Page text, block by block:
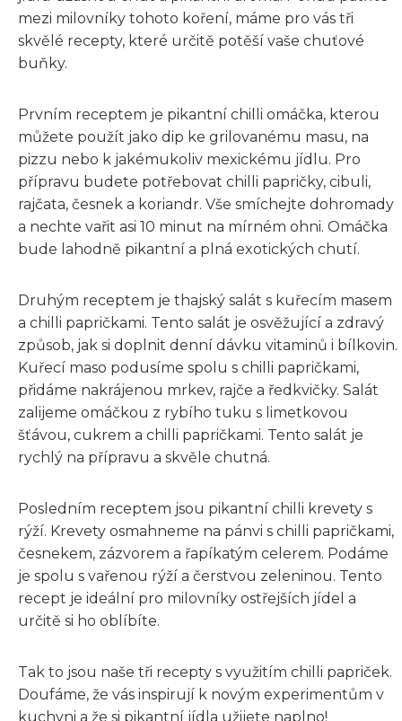
mezi milovníky tohoto koření, máme pro vás tři
skvělé recepty, které určitě potěší vaše chuťové
buňky.
Prvním receptem je pikantní chilli omáčka, kterou
můžete použít jako dip ke grilovanému masu, na
pizzu nebo k jakémukoliv mexickému jídlu. Pro
přípravu budete potřebovat chilli papričky, cibuli,
rajčata, česnek a koriandr. Vše smíchejte dohromady
a nechte vařit asi 10 minut na mírném ohni. Omáčka
bude lahodně pikantní a plná exotických chutí.
Druhým receptem je thajský salát s kuřecím masem
a chilli papričkami. Tento salát je osvěžující a zdravý
způsob, jak si doplnit denní dávku vitaminů i bílkovin.
Kuřecí maso podusíme spolu s chilli papričkami,
přidáme nakrájenou mrkev, rajče a ředkvičky. Salát
zalijeme omáčkou z rybího tuku s limetkovou
šťávou, cukrem a chilli papričkami. Tento salát je
rychlý na přípravu a skvěle chutná.
Posledním receptem jsou pikantní chilli krevety s
rýží. Krevety osmahneme na pánvi s chilli papričkami,
česnekem, zázvorem a řapíkatým celerem. Podáme
je spolu s vařenou rýží a čerstvou zeleninou. Tento
recept je ideální pro milovníky ostřejších jídel a
určitě si ho oblíbíte.
Tak to jsou naše tři recepty s využitím chilli papriček.
Doufáme, že vás inspirují k novým experimentům v
kuchyni a že si pikantní jídla užijete naplno!